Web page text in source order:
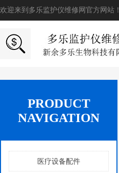
欢迎来到多乐监护仪维修网官方网站！
PRODUCT
NAVIGATION
医疗设备配件